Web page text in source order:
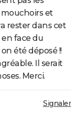
et
rester dans cet
face du
été déposé !!
Il serait
Merci.
Signaler